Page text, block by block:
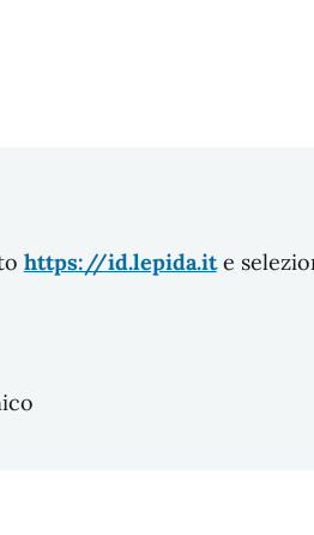
https://id.lepida.ite